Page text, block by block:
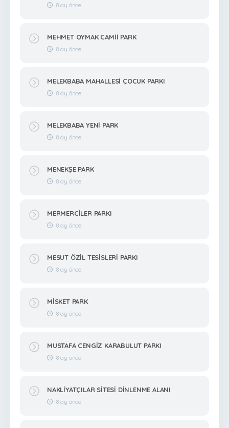
8 ay önce
MEHMET OYMAK CAMİİ PARK
8 ay önce
MELEKBABA MAHALLESİ ÇOCUK PARKI
8 ay önce
MELEKBABA YENİ PARK
8 ay önce
MENEKŞE PARK
8 ay önce
MERMERCİLER PARKI
8 ay önce
MESUT ÖZİL TESİSLERİ PARKI
8 ay önce
MİSKET PARK
8 ay önce
MUSTAFA CENGİZ KARABULUT PARKI
8 ay önce
NAKLİYATÇILAR SİTESİ DİNLENME ALANI
8 ay önce